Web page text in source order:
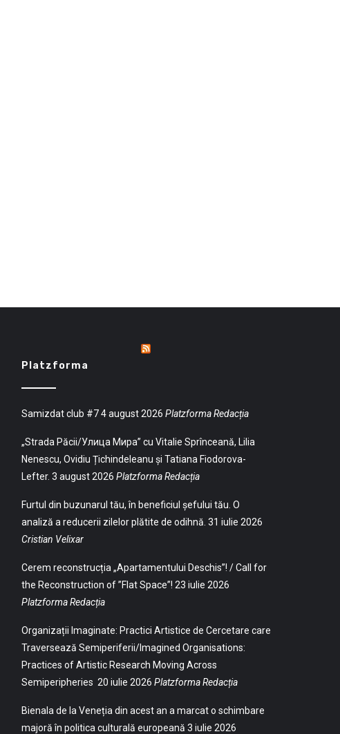
Platzforma
Samizdat club #7 4 august 2026 Platzforma Redacția
„Strada Păcii/Улица Мира” cu Vitalie Sprînceană, Lilia
Nenescu, Ovidiu Țichindeleanu și Tatiana Fiodorova-
Lefter. 3 august 2026 Platzforma Redacția
Furtul din buzunarul tău, în beneficiul șefului tău. O
analiză a reducerii zilelor plătite de odihnă. 31 iulie 2026
Cristian Velixar
Cerem reconstrucția „Apartamentului Deschis”! / Call for
the Reconstruction of ”Flat Space”! 23 iulie 2026
Platzforma Redacția
Organizații Imaginate: Practici Artistice de Cercetare care
Traversează Semiperiferii/Imagined Organisations:
Practices of Artistic Research Moving Across
Semiperipheries 20 iulie 2026 Platzforma Redacția
Bienala de la Veneția din acest an a marcat o schimbare
majoră în politica culturală europeană 3 iulie 2026